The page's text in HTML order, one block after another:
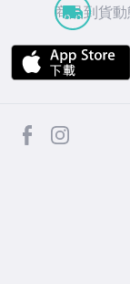
商品到貨動
facebook